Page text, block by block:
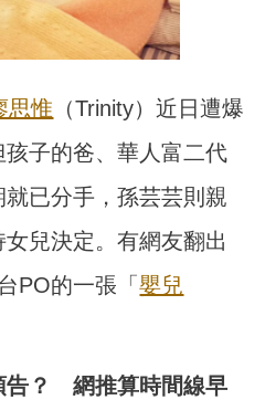
思惟 （Trinity）近日遭爆
子的爸、華人富二代
已分手，孫芸芸則親
兒決定。有網友翻出
PO的一張「嬰兒
告？ 網推算時間線早